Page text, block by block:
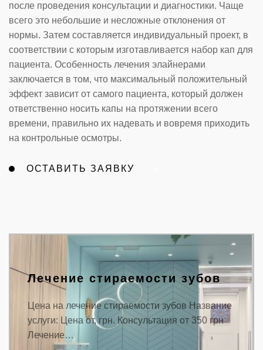
после проведения консультации и диагностики. Чаще
всего это небольшие и несложные отклонения от
нормы. Затем составляется индивидуальный проект, в
соответствии с которым изготавливается набор кап для
пациента. Особенность лечения элайнерами
заключается в том, что максимальный положительный
эффект зависит от самого пациента, который должен
ответственно носить капы на протяжении всего
времени, правильно их надевать и вовремя приходить
на контрольные осмотры.
ОСТАВИТЬ ЗАЯВКУ
Лечение стираемости зубов
Цена на лечение стираемости зубов Название
услуги: Цена от, грн. Консультация от 350 грн
Лечение…